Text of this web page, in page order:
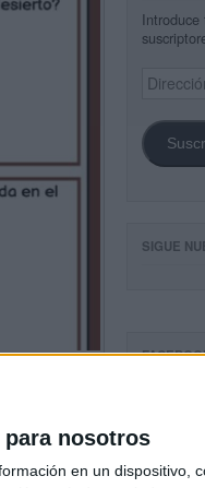
nosotros
en un dispositivo,
Dirección
de
SIGUE